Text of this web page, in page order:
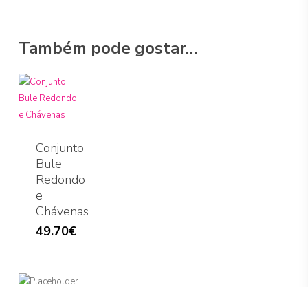
Também pode gostar…
Conjunto
Bule
Redondo
e
Chávenas
49.70€